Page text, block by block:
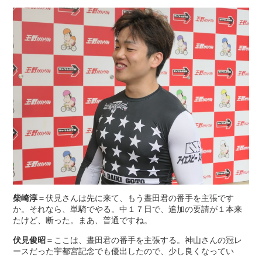
柴崎淳＝伏見さんは先に来て、もう晝田君の番手を主張です
か。それなら、単騎でやる。中１７日で、追加の要請が１本来
たけど、断った。まあ、普通ですね。
伏見俊昭＝ここは、晝田君の番手を主張する。神山さんの冠レ
ースだった宇都宮記念でも優出したので、少し良くなってい